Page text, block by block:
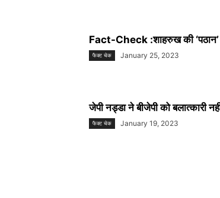
Fact-Check :शाहरुख की ‘पठान’
फैक्ट चेक January 25, 2023
जेपी नड्डा ने बीजेपी को बलात्कारी
फैक्ट चेक January 19, 2023